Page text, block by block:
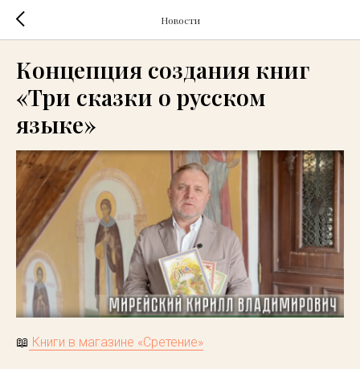
Новости
Концепция создания книг
«Три сказки о русском
языке»
📖 Книги в магазине «Сретение»